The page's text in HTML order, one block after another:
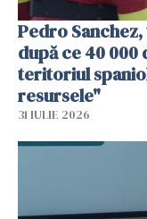
Pedro
după ce 40 000
teritoriul
resursele"
31 IULIE 2026